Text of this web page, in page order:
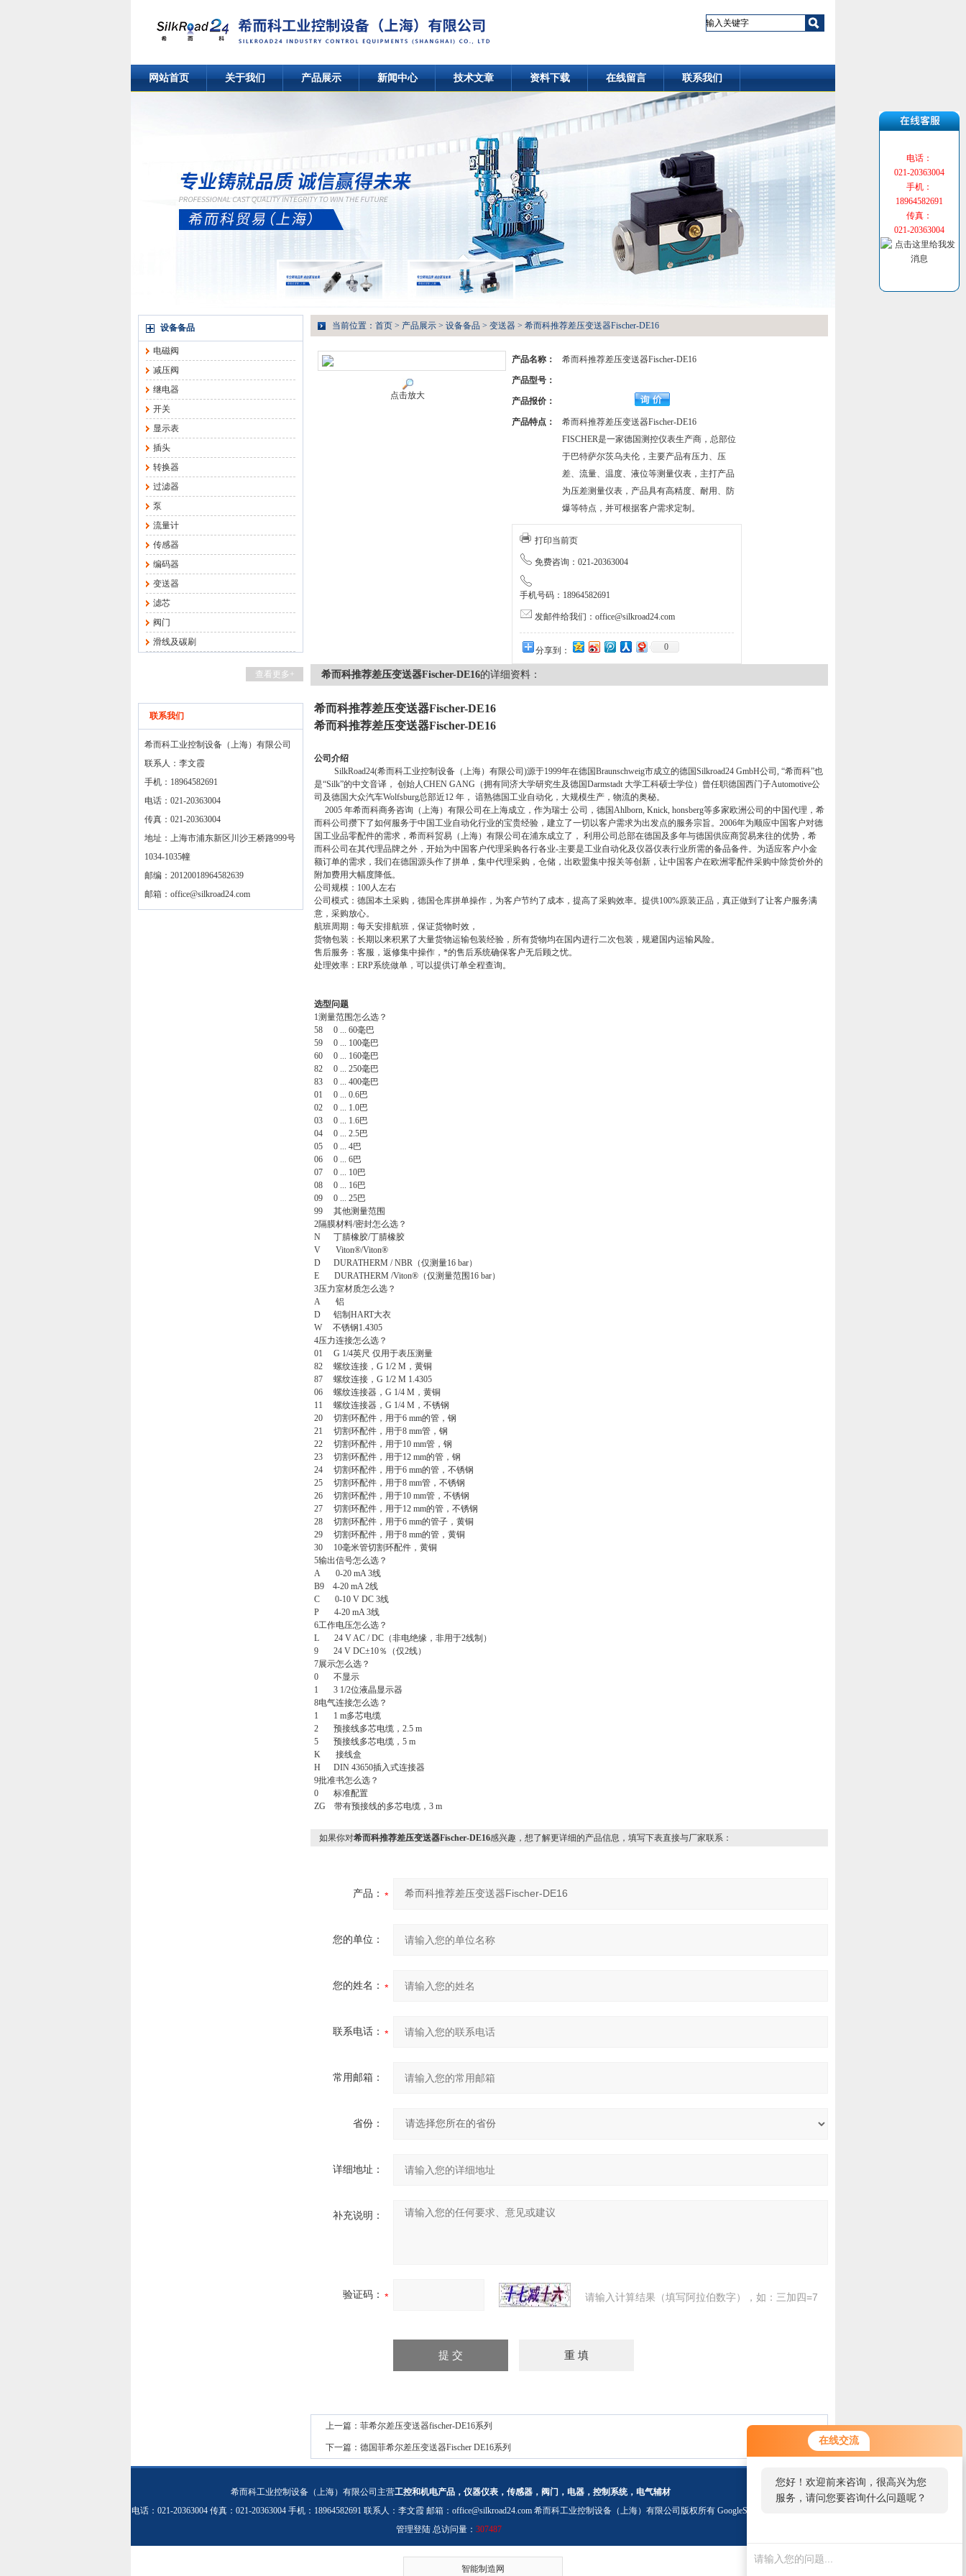
在线交流
您好！欢迎前来咨询，很高兴为您
服务，请问您要咨询什么问题呢？
网站首页 关于我们 产品展示 新闻中心 技术文章 资料下载 在线留言 联系我们
设备备品
电磁阀
减压阀
继电器
开关
显示表
插头
转换器
过滤器
泵
流量计
传感器
编码器
变送器
滤芯
阀门
滑线及碳刷
查看更多+
联系我们
希而科工业控制设备（上海）有限公司
联系人：李文霞
手机：18964582691
电话：021-20363004
传真：021-20363004
地址：上海市浦东新区川沙王桥路999号
1034-1035幢
邮编：20120018964582639
邮箱： office@silkroad24.com
当前位置： 首页 > 产品展示 > 设备备品 > 变送器 > 希而科推荐差压变送器Fischer-DE16
点击放大
产品名称： 希而科推荐差压变送器Fischer-DE16
产品型号：
产品报价：
产品特点：
希而科推荐差压变送器Fischer-DE16
FISCHER是一家德国测控仪表生产商，总部位
于巴特萨尔茨乌夫伦，主要产品有压力、压
差、流量、温度、液位等测量仪表，主打产品
为压差测量仪表，产品具有高精度、耐用、防
爆等特点，并可根据客户需求定制。
打印当前页
免费咨询：021-20363004
手机号码：18964582691
发邮件给我们：office@silkroad24.com
分享到： 0
希而科推荐差压变送器Fischer-DE16的详细资料：
希而科推荐差压变送器Fischer-DE16
希而科推荐差压变送器Fischer-DE16
公司介绍
SilkRoad24(希而科工业控制设备（上海）有限公司 )源于1999年在德国Braunschweig市成立的德国Silkroad24 GmbH公司 , “希而科”也
是“Silk”的中文音译， 创始人CHEN GANG （拥有同济大学研究生及德国Darmstadt 大学工科硕士学位）曾任职德国西门子Automotive公
司及德国大众汽车Wolfsburg总部近12 年， 谙熟德国工业自动化，大规模生产，物流的奥秘。
2005 年希而科商务咨询（上海）有限公司在上海成立，作为瑞士 公司，德国Ahlborn, Knick, honsberg等多家欧洲公司的中国代理，希
而科公司攒下了如何服务于中国工业自动化行业的宝贵经验，建立了一切以客户需求为出发点的服务宗旨。 2006年为顺应中国客户对德
国工业品零配件的需求，希而科贸易（上海）有限公司在浦东成立了， 利用公司总部在德国及多年与德国供应商贸易来往的优势，希
而科公司在其代理品牌之外，开始为中国客户代理采购各行各业-主要是工业自动化及仪器仪表行业所需的备品备件。为适应客户小金
额订单的需求，我们在德国源头作了拼单，集中代理采购，仓储，出欧盟集中报关等创新，让中国客户在欧洲零配件采购中除货价外的
附加费用大幅度降低。
公司规模： 100人左右
公司模式：德国本土采购，德国仓库拼单操作，为客户节约了成本，提高了采购效率。提供100%原装正品，真正做到了让客户服务满
意，采购放心。
航班周期：每天安排航班，保证货物时效，
货物包装：长期以来积累了大量货物运输包装经验，所有货物均在国内进行二次包装，规避国内运输风险。
售后服务：客服，返修集中操作，*的售后系统确保客户无后顾之忧。
处理效率： ERP系统做单，可以提供订单全程查询。
选型问题
1测量范围怎么选？
58 0 ... 60毫巴
59 0 ... 100毫巴
60 0 ... 160毫巴
82 0 ... 250毫巴
83 0 ... 400毫巴
01 0 ... 0.6巴
02 0 ... 1.0巴
03 0 ... 1.6巴
04 0 ... 2.5巴
05 0 ... 4巴
06 0 ... 6巴
07 0 ... 10巴
08 0 ... 16巴
09 0 ... 25巴
99 其他测量范围
2隔膜材料/密封怎么选？
N 丁腈橡胶/丁腈橡胶
V Viton®/Viton®
D DURATHERM / NBR （仅测量16 bar）
E DURATHERM /Viton® （仅测量范围 16 bar）
3压力室材质怎么选？
A 铝
D 铝制 HART大衣
W 不锈钢1.4305
4压力连接怎么选？
01 G 1/4英尺 仅用于表压测量
82 螺纹连接， G 1/2 M ，黄铜
87 螺纹连接， G 1/2 M 1.4305
06 螺纹连接器， G 1/4 M ，黄铜
11 螺纹连接器， G 1/4 M ，不锈钢
20 切割环配件，用于6 mm的管，钢
21 切割环配件，用于8 mm管，钢
22 切割环配件，用于10 mm管，钢
23 切割环配件，用于12 mm的管，钢
24 切割环配件，用于6 mm的管，不锈钢
25 切割环配件，用于8 mm管，不锈钢
26 切割环配件，用于10 mm管，不锈钢
27 切割环配件，用于12 mm的管，不锈钢
28 切割环配件，用于6 mm的管子，黄铜
29 切割环配件，用于8 mm的管，黄铜
30 10毫米管切割环配件，黄铜
5输出信号怎么选？
A 0-20 mA 3线
B9 4-20 mA 2线
C 0-10 V DC 3线
P 4-20 mA 3线
6工作电压怎么选？
L 24 V AC / DC （非电绝缘，非用于2线制）
9 24 V DC±10％（仅2线）
7展示怎么选？
0 不显示
1 3 1/2位液晶显示器
8电气连接怎么选？
1 1 m多芯电缆
2 预接线多芯电缆， 2.5 m
5 预接线多芯电缆， 5 m
K 接线盒
H DIN 43650插入式连接器
9批准书怎么选？
0 标准配置
ZG 带有预接线的多芯电缆， 3 m
如果你对希而科推荐差压变送器Fischer-DE16感兴趣，想了解更详细的产品信息，填写下表直接与厂家联系：
产品：
您的单位：
您的姓名：
联系电话：
常用邮箱：
省份：
详细地址：
补充说明：
验证码： 请输入计算结果（填写阿拉伯数字），如：三加四=7
上一篇： 菲希尔差压变送器fischer-DE16系列
下一篇： 德国菲希尔差压变送器Fischer DE16系列
希而科工业控制设备（上海）有限公司主营工控和机电产品，仪器仪表，传感器，阀门，电器，控制系统，电气辅材
电话：021-20363004 传真：021-20363004 手机：18964582691 联系人：李文霞 邮箱： office@silkroad24.com 希而科工业控制设备（上海）有限公司版权所有 GoogleSitemap
管理登陆 总访问量： 307487
电话：
021-20363004
手机：
18964582691
传真：
021-20363004
智能制造网